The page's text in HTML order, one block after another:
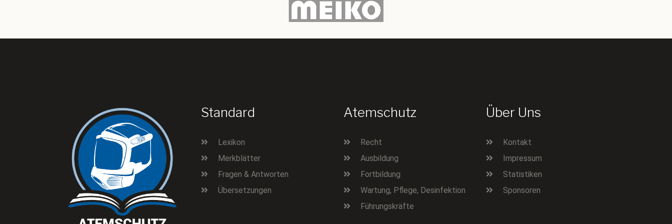
Standard
Lexikon
Merkblätter
Fragen & Antworten
Übersetzungen
Atemschutz
Recht
Ausbildung
Fortbildung
Wartung, Pflege, Desinfektion
Führungskräfte
Über Uns
Kontakt
Impressum
Statistiken
Sponsoren